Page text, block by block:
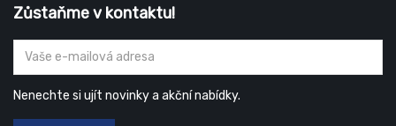
Zůstaňme v kontaktu!
Nenechte si ujít novinky a akční nabídky.